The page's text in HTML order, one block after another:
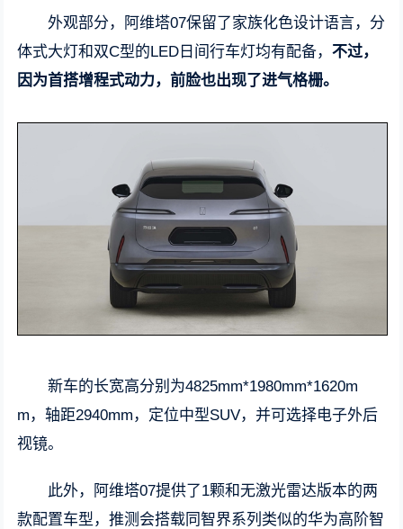
外观部分，阿维塔07保留了家族化色设计语言，分
体式大灯和双C型的LED日间行车灯均有配备，不过，
因为首搭增程式动力，前脸也出现了进气格栅。
新车的长宽高分别为4825mm*1980mm*1620m
m，轴距2940mm，定位中型SUV，并可选择电子外后
视镜。
此外，阿维塔07提供了1颗和无激光雷达版本的两
款配置车型，推测会搭载同智界系列类似的华为高阶智